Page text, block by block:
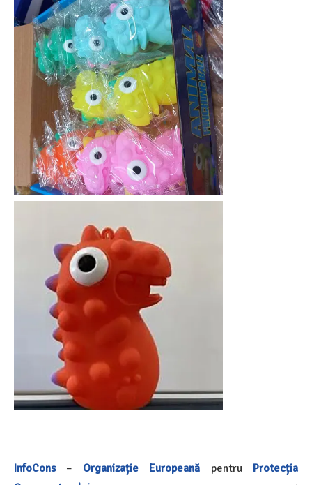
InfoCons – Organizație Europeană pentru
Protecția